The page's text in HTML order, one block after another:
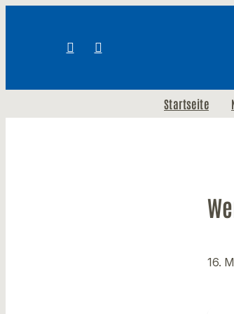
Startseite
16.